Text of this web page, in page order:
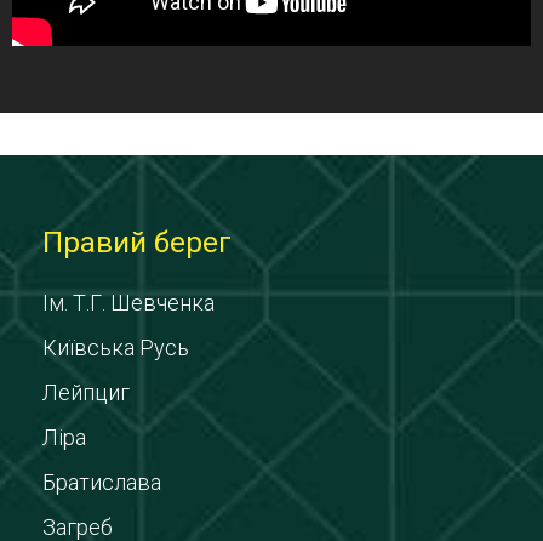
Правий берег
Ім. Т.Г. Шевченка
Київська Русь
Лейпциг
Ліра
Братислава
Загреб